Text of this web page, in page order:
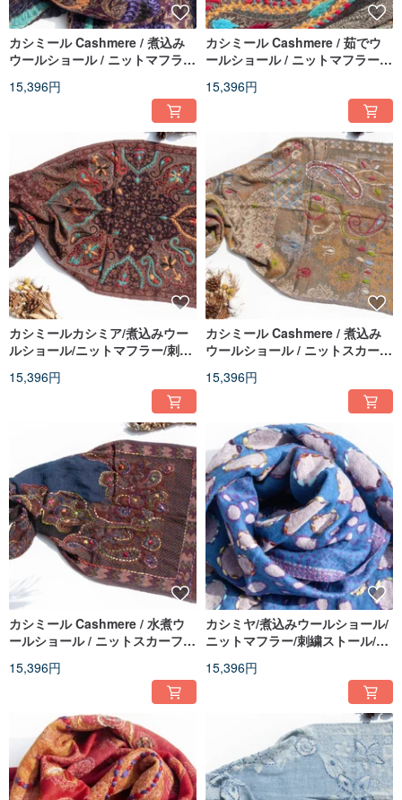
カシミール Cashmere / 煮込み
ウールショール / ニットマフラー
ル - 花
15,396円
カシミール Cashmere / 茹でウ
ールショール / ニットマフラー /
- 花
15,396円
カシミールカシミア/煮込みウー
ルショール/ニットマフラー/刺繍
柄
15,396円
カシミール Cashmere / 煮込み
ウールショール / ニットスカーフ
ル - 花
15,396円
カシミール Cashmere / 水煮ウ
ールショール / ニットスカーフ /
- 花
15,396円
カシミヤ/煮込みウールショール/
ニットマフラー/刺繍ストール/カ
15,396円